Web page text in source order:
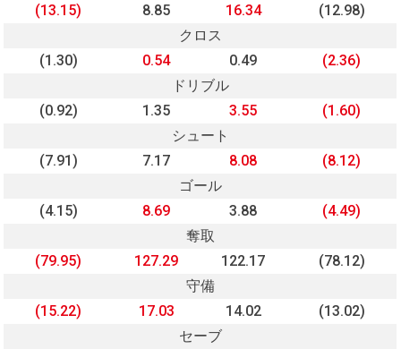
(13.15)
8.85 16.34
(12.98)
クロス
(1.30)
0.54 0.49
(2.36)
ドリブル
(0.92)
1.35 3.55
(1.60)
シュート
(7.91)
7.17 8.08
(8.12)
ゴール
(4.15)
8.69 3.88
(4.49)
奪取
(79.95)
127.29 122.17
(78.12)
守備
(15.22)
17.03 14.02
(13.02)
セーブ